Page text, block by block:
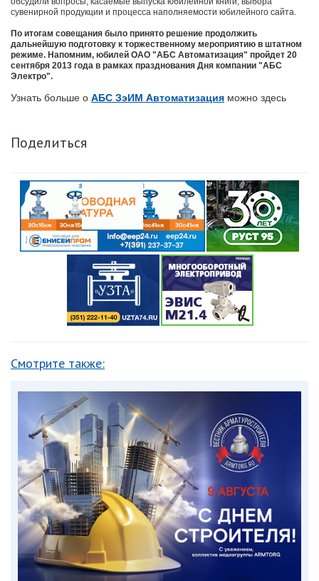
сувенирной продукции и процесса наполняемости юбилейного сайта.
По итогам совещания было принято решение продолжить
дальнейшую подготовку к торжественному мероприятию в штатном
режиме. Напомним, юбилей ОАО "АБС Автоматизация" пройдет 20
сентября 2013 года в рамках празднования Дня компании "АБС
Электро".
Узнать больше о АБС ЗэИМ Автоматизация можно здесь
Поделиться
Смотрите также: